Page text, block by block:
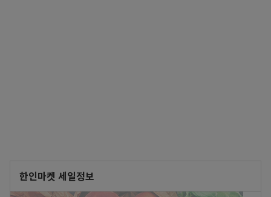
한인마켓 세일정보